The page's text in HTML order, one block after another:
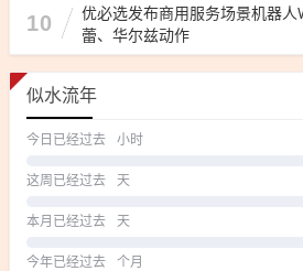
10
优必选发布商用服务场景机器
蕾、华尔兹动作
似水流年
今日已经过去 小时
这周已经过去 天
本月已经过去 天
今年已经过去 个月